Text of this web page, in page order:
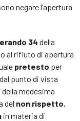
negare l’apertura
34 della
al rifiuto di apertura
pretesto per
dal punto di vista
medesima
del non rispetto,
in materia di